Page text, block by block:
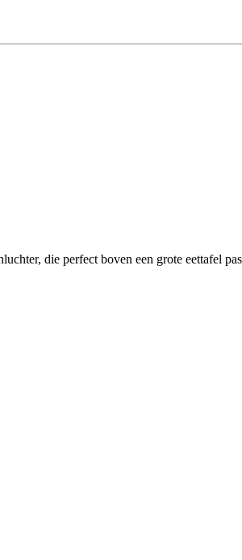
die perfect boven een grote eettafel